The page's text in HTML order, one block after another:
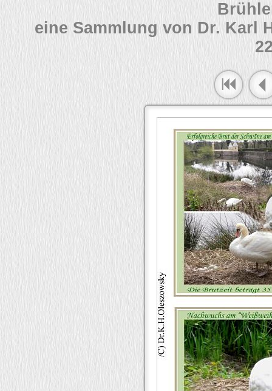
eine Sammlung von Dr. Karl